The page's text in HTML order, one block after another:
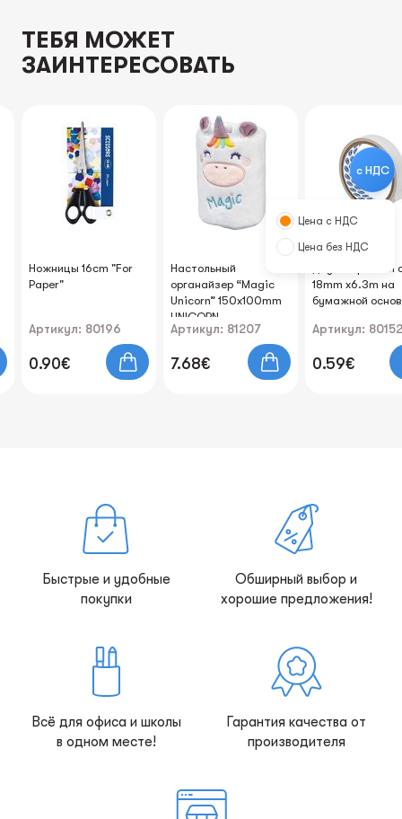
ТЕБЯ МОЖЕТ
ЗАИНТЕРЕСОВАТЬ
Ножницы 16cm "For
Paper"
Артикул: 80196
0.90€
Настольный
органайзер “Magic
Unicorn” 150x100mm
UNICORN
Артикул: 81207
7.68€
Двухсторонний
18mm x6.3m на
бумажной
Артикул: 80152
0.59€
с НДС
Цена с НДС
Цена без НДС
Быстрые и удобные
покупки
Обширный выбор и
хорошие предложения!
Всё для офиса и школы
в одном месте!
Гарантия качества от
производителя